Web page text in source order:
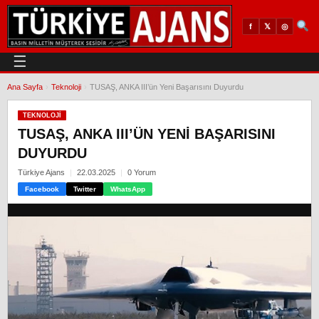
f 𝕏 ◎
☰
Ana Sayfa Teknoloji TUSAŞ, ANKA III’ün Yeni Başarısını Duyurdu
TEKNOLOJI
TUSAŞ, ANKA III’ÜN YENI BAŞARISINI
DUYURDU
Türkiye Ajans 22.03.2025 0 Yorum
Facebook Twitter WhatsApp